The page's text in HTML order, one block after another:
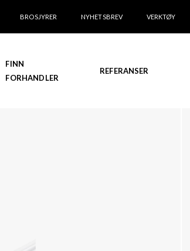
BROSJYRER NYHETSBREV VERKTØY
FINN
FORHANDLER
REFERANSER